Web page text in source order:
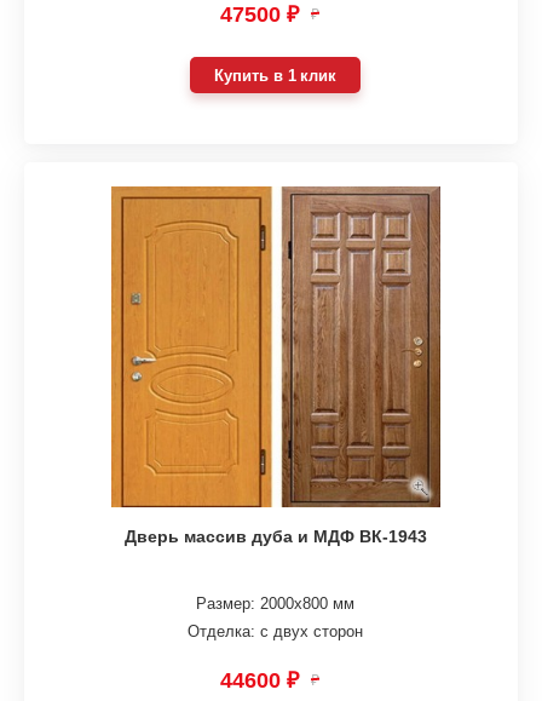
47500 ₽ ₽
Купить в 1 клик
Дверь массив дуба и МДФ ВК-1943
Размер: 2000х800 мм
Отделка: с двух сторон
44600 ₽ ₽